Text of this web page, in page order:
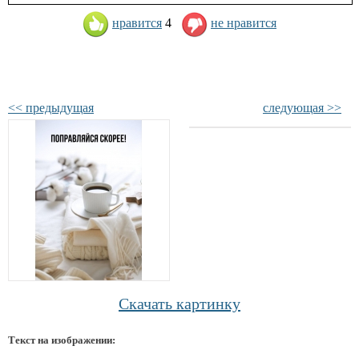
нравится 4 не нравится
<< предыдущая следующая >>
Скачать картинку
Текст на изображении: